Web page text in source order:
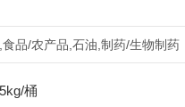
食品/农产品,石油,制药/生物制药
桶